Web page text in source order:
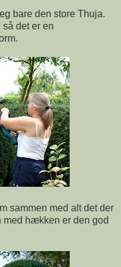
bare den store Thuja.
det er en
sammen med alt det der
med hækken er den god